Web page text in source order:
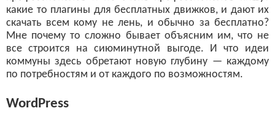
какие то плагины для бесплатных движков, и дают их
скачать всем кому не лень, и обычно за бесплатно?
Мне почему то сложно бывает объясним им, что не
все строится на сиюминутной выгоде. И что идеи
коммуны здесь обретают новую глубину — каждому
по потребностям и от каждого по возможностям.
WordPress